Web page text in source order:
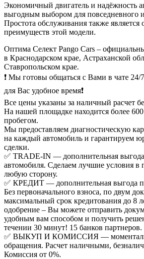
Экономичный двигатель и надёжность
выгодным выбором для повседневного
Простота обслуживания также является
преимуществ этой модели.
Оптима Селект Pango Cars –
в Краснодарском крае, Астраханской
Ставропольском крае.
❗ Мы готовы общаться с Вами в чате 24/
для Вас удобное время❗
Все цены указаны за наличный расчет
На нашей площадке находится более
пробегом.
Мы предоставляем диагностическую
на каждый автомобиль и гарантируем
сделки.
✅ TRADE-IN — дополнительная
автомобиля. Сделаем лучшие условия в
любую сторону.
✅ КРЕДИТ — дополнительная выгода
Без первоначального взноса, по двум
максимальный срок кредитования до 8
одобрение – Вы можете отправить
удобным вам способом и получить
течении 30 минут! 15 банков партнеров.
✅ ВЫКУП И КОМИССИЯ —
обращения. Расчет наличными,
Комиссия от 0%.